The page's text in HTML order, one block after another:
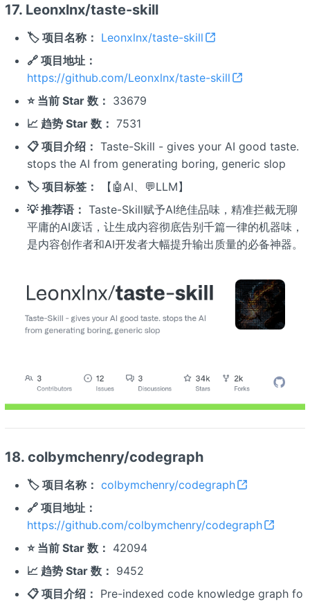
17. Leonxlnx/taste-skill
🏷️ 项目名称： Leonxlnx/taste-skill
🔗 项目地址：
https://github.com/Leonxlnx/taste-skill
⭐ 当前 Star 数： 33679
📈 趋势 Star 数： 7531
📋 项目介绍： Taste-Skill - gives your AI good taste.
stops the AI from generating boring, generic slop
🏷️ 项目标签：
【🤖AI、💬LLM】
💡 推荐语： Taste-Skill赋予AI绝佳品味，精准拦截无聊
平庸的AI废话，让生成内容彻底告别千篇一律的机器味，
是内容创作者和AI开发者大幅提升输出质量的必备神器。
18. colbymchenry/codegraph
🏷️ 项目名称： colbymchenry/codegraph
🔗 项目地址：
https://github.com/colbymchenry/codegraph
⭐ 当前 Star 数： 42094
📈 趋势 Star 数： 9452
📋 项目介绍： Pre-indexed code knowledge graph fo